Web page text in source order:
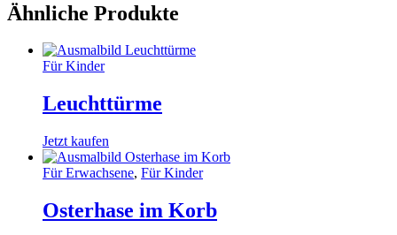
Ähnliche Produkte
Für Kinder
Leuchttürme
Jetzt kaufen
Für Erwachsene, Für Kinder
Osterhase im Korb